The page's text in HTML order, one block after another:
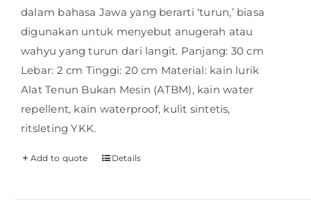
dalam bahasa Jawa yang berarti ‘turun,’ biasa
digunakan untuk menyebut anugerah atau
wahyu yang turun dari langit. Panjang: 30 cm
Lebar: 2 cm Tinggi: 20 cm Material: kain lurik
Alat Tenun Bukan Mesin (ATBM), kain water
repellent, kain waterproof, kulit sintetis,
ritsleting YKK.
Add to quote Details